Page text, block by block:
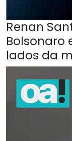
Renan
Bolsonaro
lados da